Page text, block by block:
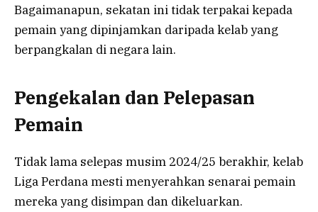
Bagaimanapun, sekatan ini tidak terpakai kepada
pemain yang dipinjamkan daripada kelab yang
berpangkalan di negara lain.
Pengekalan dan Pelepasan
Pemain
Tidak lama selepas musim 2024/25 berakhir, kelab
Liga Perdana mesti menyerahkan senarai pemain
mereka yang disimpan dan dikeluarkan.